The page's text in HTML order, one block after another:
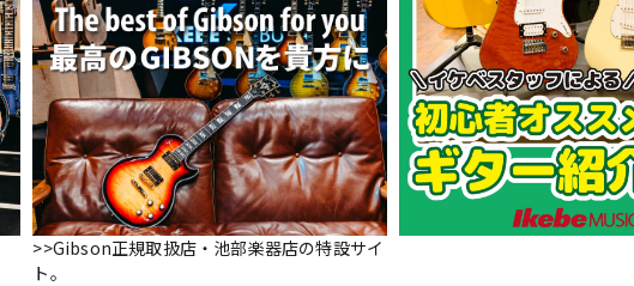
>>Gibson正規取扱店・池部楽器店の特設サイ
ト。